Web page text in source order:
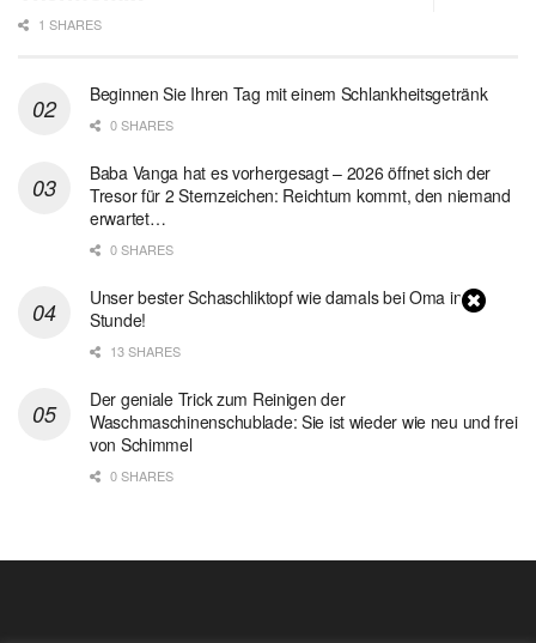
1 SHARES
Beginnen Sie Ihren Tag mit einem Schlankheitsgetränk
0 SHARES
Baba Vanga hat es vorhergesagt – 2026 öffnet sich der
Tresor für 2 Sternzeichen: Reichtum kommt, den niemand
erwartet…
0 SHARES
Unser bester Schaschliktopf wie damals bei Oma in 1
Stunde!
13 SHARES
Der geniale Trick zum Reinigen der
Waschmaschinenschublade: Sie ist wieder wie neu und frei
von Schimmel
0 SHARES